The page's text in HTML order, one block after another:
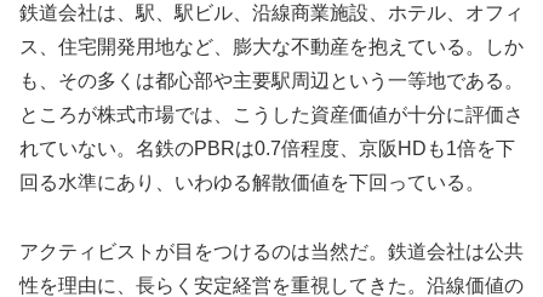
鉄道会社は、駅、駅ビル、沿線商業施設、ホテル、オフィ
ス、住宅開発用地など、膨大な不動産を抱えている。しか
も、その多くは都心部や主要駅周辺という一等地である。
ところが株式市場では、こうした資産価値が十分に評価さ
れていない。名鉄のPBRは0.7倍程度、京阪HDも1倍を下
回る水準にあり、いわゆる解散価値を下回っている。
アクティビストが目をつけるのは当然だ。鉄道会社は公共
性を理由に、長らく安定経営を重視してきた。沿線価値の